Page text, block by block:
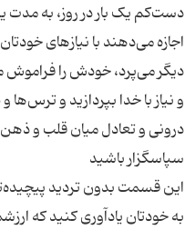
دست‌کم یک بار در روز، به
اجازه می‌دهند با نیازهای
دیگر می‌پرد، خودش را فراموش
و نیاز با خدا بپردازید و
این قسمت بدون تردید
به خودتان یادآوری کنید که